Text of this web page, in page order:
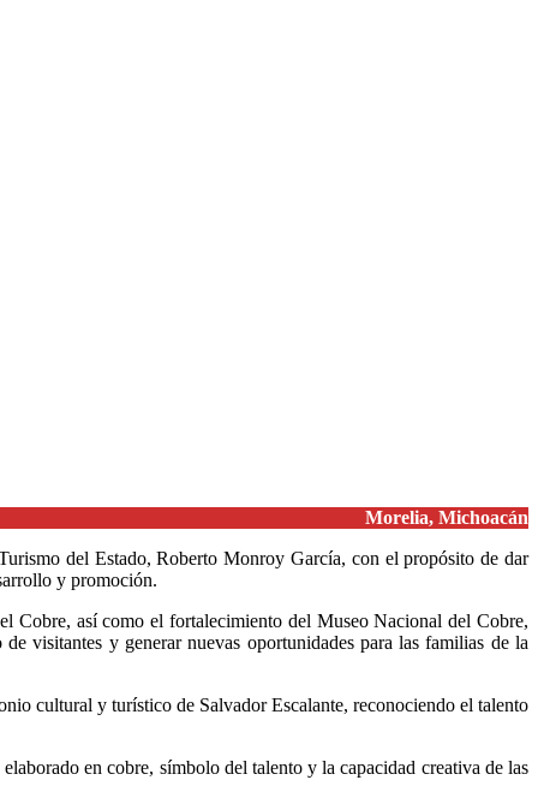
Morelia, Michoacán
del Estado, Roberto Monroy García, con el propósito de dar
y promoción.
Cobre, así como el fortalecimiento del Museo Nacional del Cobre,
visitantes y generar nuevas oportunidades para las familias de la
cultural y turístico de Salvador Escalante, reconociendo el talento
en cobre, símbolo del talento y la capacidad creativa de las